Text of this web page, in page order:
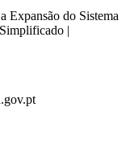
Expansão do Sistema
|